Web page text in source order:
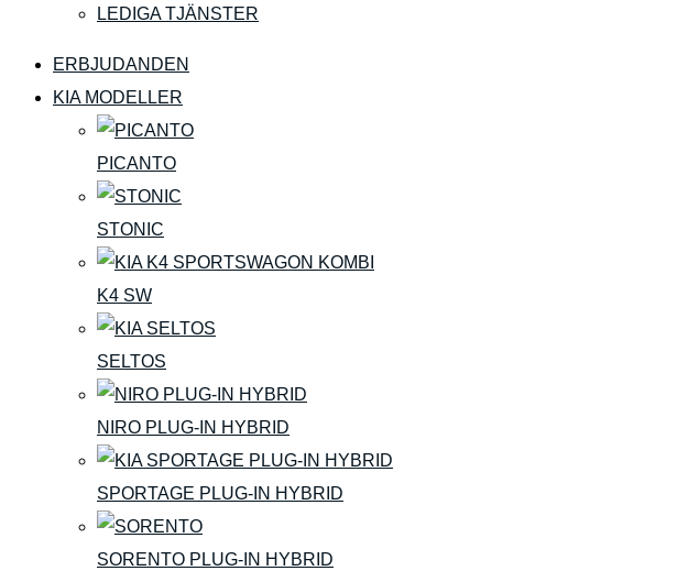
LEDIGA TJÄNSTER
ERBJUDANDEN
KIA MODELLER
PICANTO
STONIC
K4 SW
SELTOS
NIRO PLUG-IN HYBRID
SPORTAGE PLUG-IN HYBRID
SORENTO PLUG-IN HYBRID